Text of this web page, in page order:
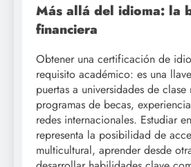
Más allá del idioma: la
financiera
Obtener una certificación de
requisito académico: es una
puertas a universidades de clase
programas de becas,
redes internacionales. Estudiar
representa la posibilidad de
multicultural, aprender desde